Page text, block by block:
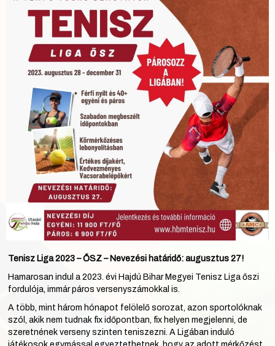
Tenisz Liga 2023 – ŐSZ – Nevezési határidő: augusztus 27!
Hamarosan indul a 2023. évi Hajdú Bihar Megyei Tenisz Liga őszi
fordulója, immár páros versenyszámokkal is.
A több, mint három hónapot felölelő sorozat, azon sportolóknak
szól, akik nem tudnak fix időpontban, fix helyen megjelenni, de
szeretnének verseny szinten teniszezni. A Ligában induló